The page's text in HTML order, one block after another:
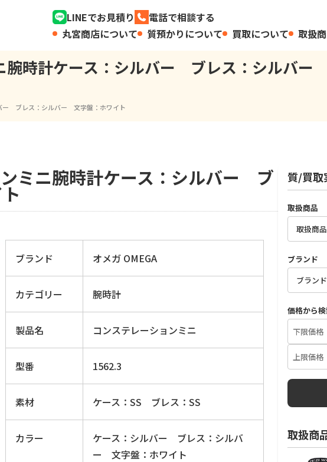
LINEでお見積り
電話で相談する
丸宮商店について
質預かりについて 買取について 取扱
腕時計ケース：シルバー ブレス：シルバー
ー ブレス：シルバー 文字盤：ホワイト
ミニ腕時計ケース：シルバー ブ
ブランド オメガ OMEGA
カテゴリー 腕時計
製品名 コンステレーションミニ
型番 1562.3
素材 ケース：SS ブレス：SS
カラー
ケース：シルバー ブレス：シルバ
ー 文字盤：ホワイト
質/買取
取扱商品
ブランド
価格から
取扱商